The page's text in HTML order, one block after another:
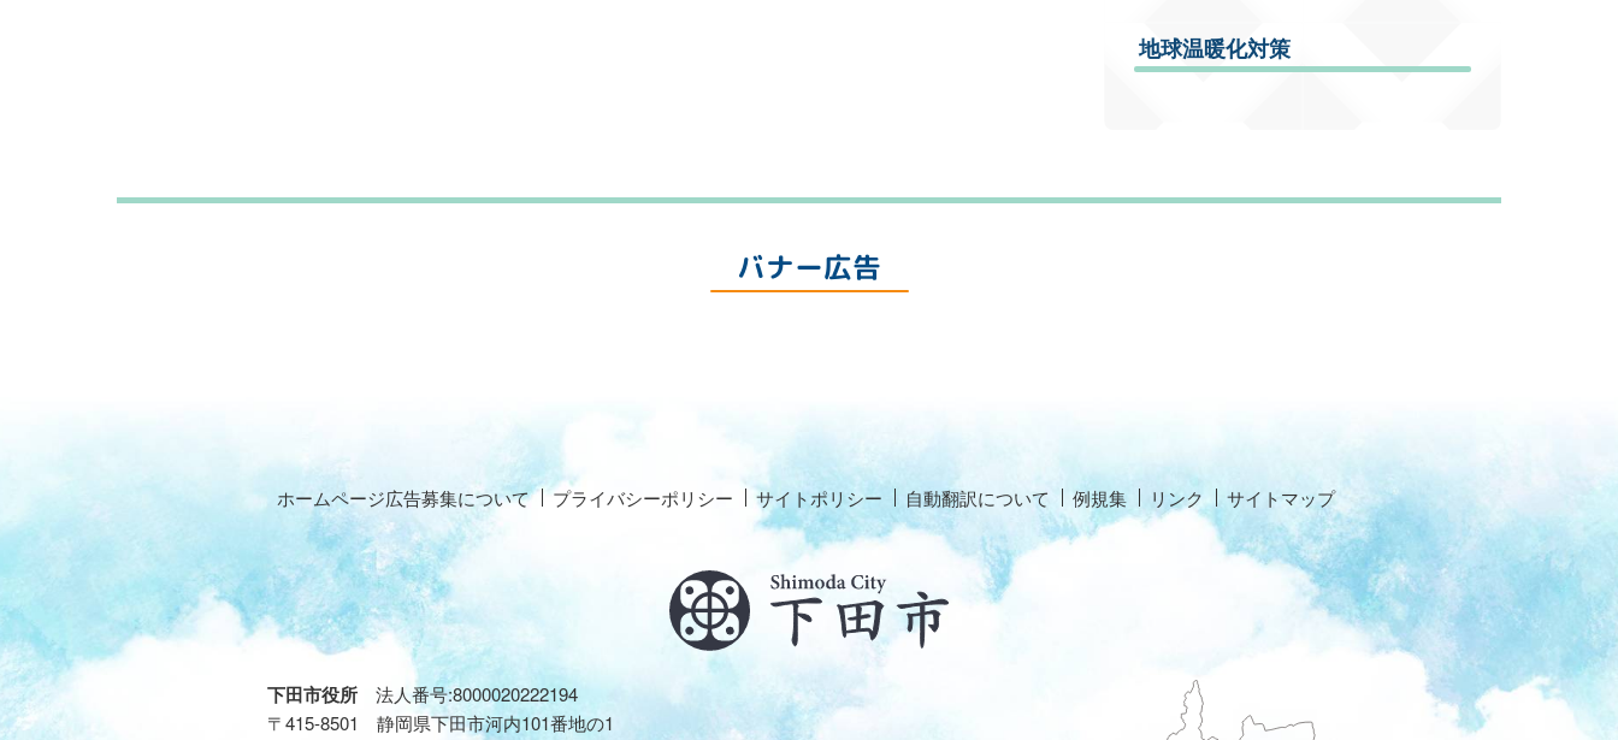
地球温暖化対策
バナー広告
ホームページ広告募集について プライバシーポリシー サイトポリシー 自動翻訳について 例規集 リンク サイトマップ
下田市役所 法人番号:8000020222194
〒415-8501 静岡県下田市河内101番地の1